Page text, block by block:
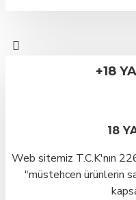
+18
18
Web sitemiz T.C.K'nın
"müstehcen ürünlerin